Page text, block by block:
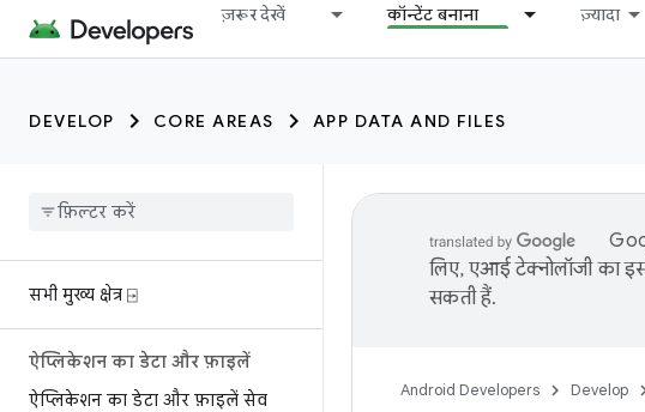
ज़रूर देखें कॉन्टेंट बनाना ज़्यादा
DEVELOP CORE AREAS APP DATA AND FILES
सभी मुख्य क्षेत्र ⍈
ऐप्लिकेशन का डेटा और फ़ाइलें
ऐप्लिकेशन का डेटा और फ़ाइलें सेव
लिए, एआई टेक्नोलॉजी का
सकती हैं.
Android Developers Develop